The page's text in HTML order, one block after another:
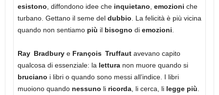
esistono , diffondono idee che inquietano emozioni che
turbano. Gettano il seme del dubbio . La felicità è più vicina
quando non sentiamo più il bisogno di emozioni
Ray Bradbury e François Truffaut avevano capito
qualcosa di essenziale: la lettura non muore quando si
bruciano i libri o quando sono messi all’indice. I libri
muoiono quando nessuno li ricorda , li cerca, li legge più